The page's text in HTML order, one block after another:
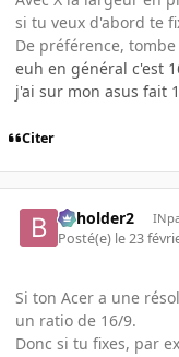
si tu veux d'abord te
De préférence,
euh en général c'est
j'ai sur mon asus fait
Citer
beholder2
Posté(e) le 23
Si ton Acer a une
un ratio de 16/9.
Donc si tu fixes, par